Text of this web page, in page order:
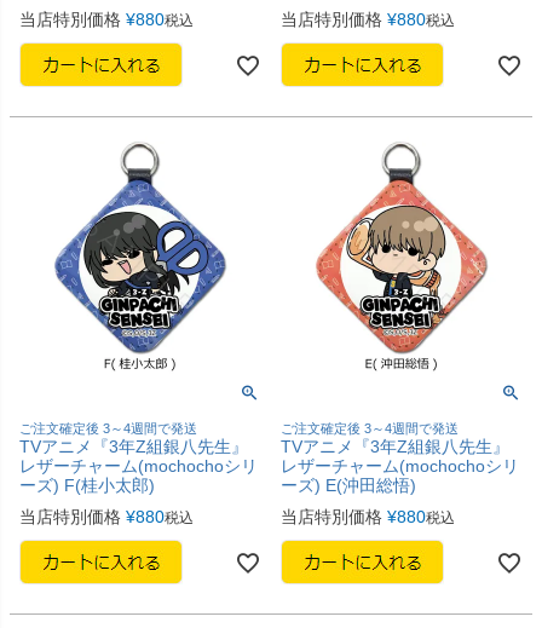
当店特別価格 ¥880税込
当店特別価格 ¥880税込
ご注文確定後 3～4週間で発送
TVアニメ『3年Z組銀八先生』
レザーチャーム(mochochoシリ
ーズ) F(桂小太郎)
当店特別価格 ¥880税込
ご注文確定後 3～4週間で発送
TVアニメ『3年Z組銀八先生』
レザーチャーム(mochochoシリ
ーズ) E(沖田総悟)
当店特別価格 ¥880税込